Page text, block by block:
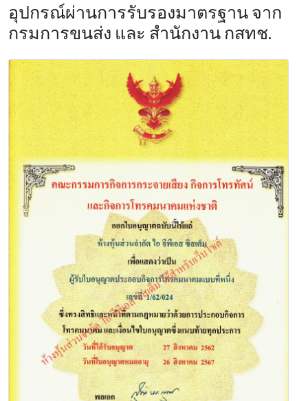
อุปกรณ์ผ่านการรับรองมาตรฐาน จาก
กรมการขนส่ง และ สำนักงาน กสทช.